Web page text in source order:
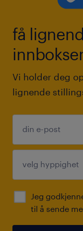
få
Vi holder deg
lignende
Jeg
til å sende